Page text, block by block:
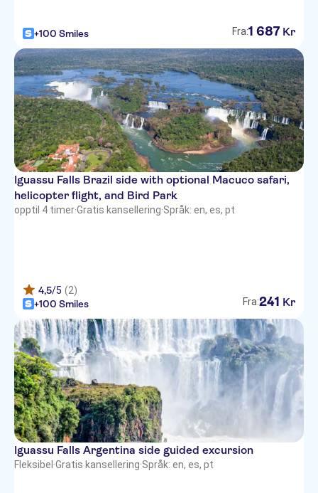
+100 Smiles Fra:1 687 Kr
Iguassu Falls Brazil side with optional Macuco safari,
helicopter flight, and Bird Park
opptil 4 timer·Gratis kansellering·Språk: en, es, pt
4,5/5 (2)
+100 Smiles
Fra:241 Kr
Iguassu Falls Argentina side guided excursion
Fleksibel ·Gratis kansellering·Språk: en, es, pt